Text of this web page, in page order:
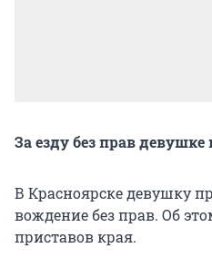
За езду без прав
В Красноярске девушку
вождение без прав. Об
приставов края.